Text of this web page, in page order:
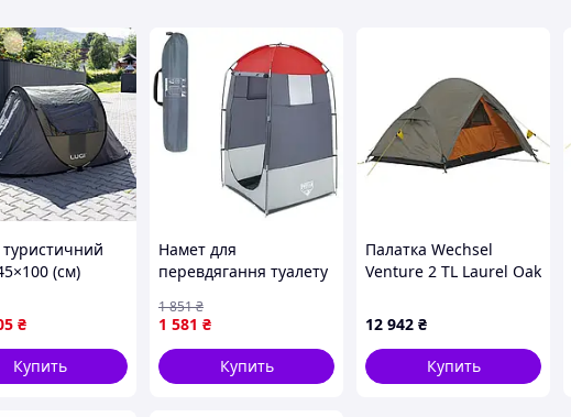
(см)
2 х місний
LU-030GR (LG-
₴
Купить
Намет для
перевдягання туалету
Топ 110 х 110 х 190 см
1 581 ₴
1 851₴
Купить
Палатка Wechsel
Venture 2 TL Laurel Oak
12 942 ₴
Купить